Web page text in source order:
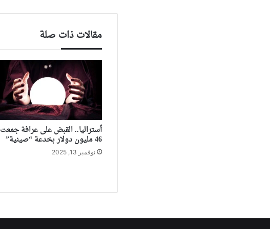
مقالات ذات صلة
أستراليا.. القبض على عرافة جمعت
46 مليون دولار بخدعة “صينية”
نوفمبر 13, 2025